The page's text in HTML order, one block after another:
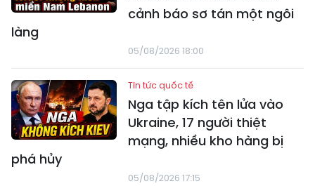
cảnh báo sơ tán một ngôi
làng
05/08/2026 18:00
Tin tức quốc tế
Nga tập kích tên lửa vào
Ukraine, 17 người thiệt
mạng, nhiều kho hàng bị
phá hủy
05/08/2026 17:15